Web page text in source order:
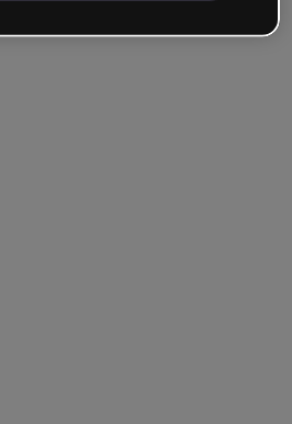
Vous avez oublié votre mot de passe ?